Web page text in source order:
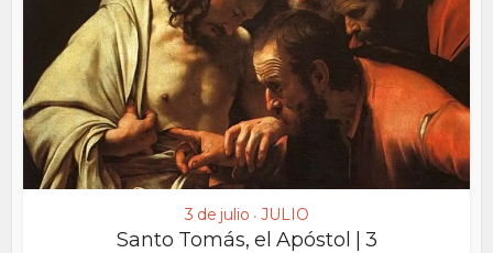
3 de julio • JULIO
Santo Tomás, el Apóstol | 3